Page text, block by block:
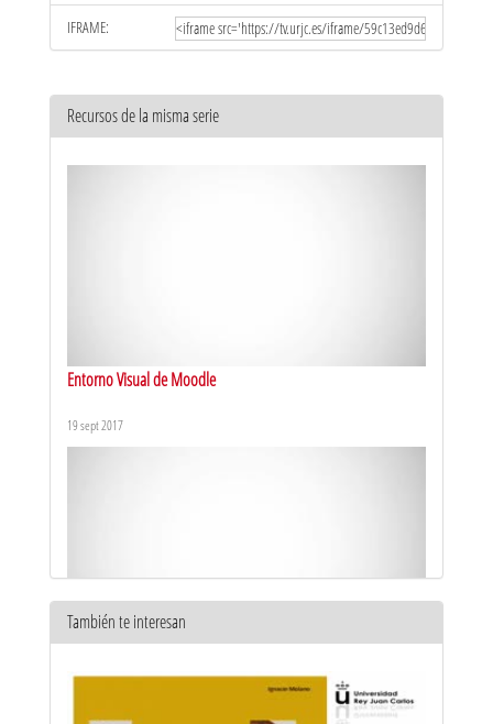
IFRAME:
Recursos de la misma serie
Entorno Visual de Moodle
19 sept 2017
También te interesan